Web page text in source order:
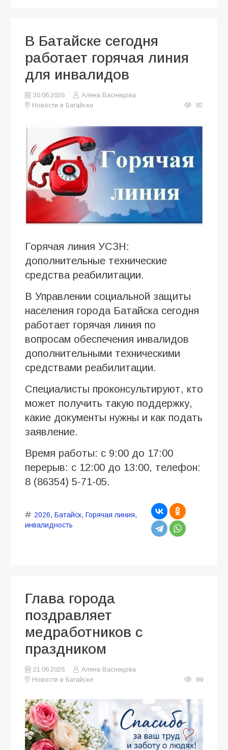
В Батайске сегодня
работает горячая линия
для инвалидов
30.06.2026
Алена Васнецова
Новости в Батайске
87
Горячая линия УСЗН:
дополнительные технические
средства реабилитации.
В Управлении социальной защиты
населения города Батайска сегодня
работает горячая линия по
вопросам обеспечения инвалидов
дополнительными техническими
средствами реабилитации.
Специалисты проконсультируют, кто
может получить такую поддержку,
какие документы нужны и как подать
заявление.
Время работы: с 9:00 до 17:00
перерыв: с 12:00 до 13:00, телефон:
8 (86354) 5-71-05.
2026, Батайск, Горячая линия,
инвалидность
Глава города
поздравляет
медработников с
праздником
21.06.2026
Алена Васнецова
Новости в Батайске
89